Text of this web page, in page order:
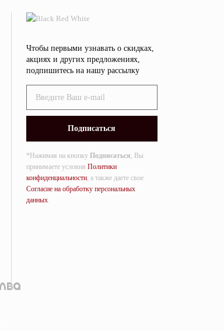
Чтобы первыми узнавать о скидках,
акциях и других предложениях,
подпишитесь на нашу рассылку
*Нажимая на кнопку Подписаться, Вы
принимаете условия Политики
конфиденциальности, а также даете свое
Согласие на обработку персональных
данных.